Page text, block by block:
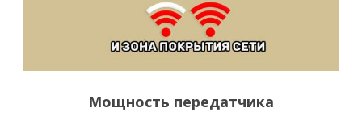
Мощность передатчика